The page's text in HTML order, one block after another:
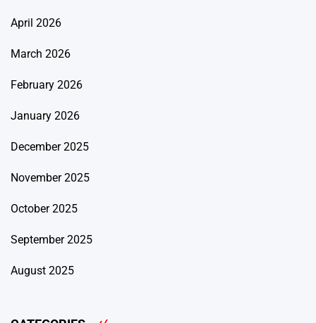
April 2026
March 2026
February 2026
January 2026
December 2025
November 2025
October 2025
September 2025
August 2025